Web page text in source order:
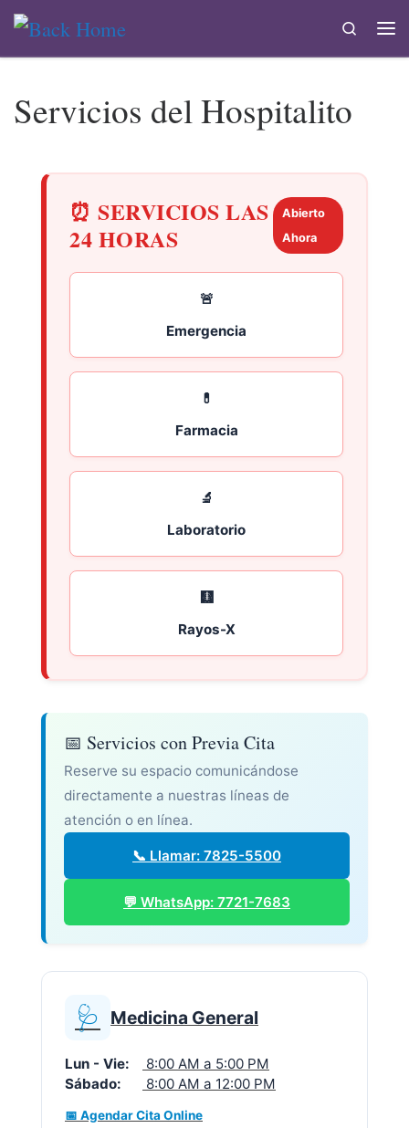
Skip to content Search
Servicios del Hospitalito
⏰ SERVICIOS LAS
24 HORAS
Abierto
Ahora
🚨
Emergencia
💊
Farmacia
🔬
Laboratorio
🩻
Rayos-X
📅 Servicios con Previa Cita
Reserve su espacio comunicándose
directamente a nuestras líneas de
atención o en línea.
📞 Llamar: 7825-5500
💬 WhatsApp: 7721-7683
🩺 Medicina General
Lun - Vie:
8:00 AM a 5:00 PM
Sábado:
8:00 AM a 12:00 PM
📅 Agendar Cita Online